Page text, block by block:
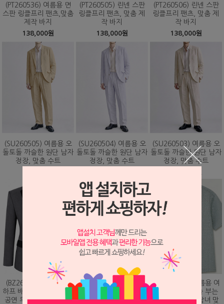
(PT260536) 여름용 면
스판 링클프리 팬츠,맞춤
제작 바지
138,000원
(PT260505) 린넨 스판
링클프리 팬츠, 맞춤 제
작 바지
138,000원
(PT260506) 린넨 스판
링클프리 팬츠, 맞춤 제
작 바지
138,000원
(SU260505) 여름용 오
돌토돌 까슬한 원단 남자
정장, 맞춤 수트
(SU260504) 여름용 오
돌토돌 까슬한 원단 남자
정장, 맞춤 수트
(SU260503) 여름용 오
돌토돌 까슬한 원단 남자
정장, 맞춤 수트
(BZ260203) 화려하게
하프 배색 핫픽스 디자인
공연 무대 맞춤 제작 자
(DS260479) 여름용 여
름용 바람이 솔솔 부는
망사직조 셔츠, 남녀 맞
(DS260473) 여름용 여
름용 바람이 솔솔 부는
망사직조 셔츠, 남녀 맞